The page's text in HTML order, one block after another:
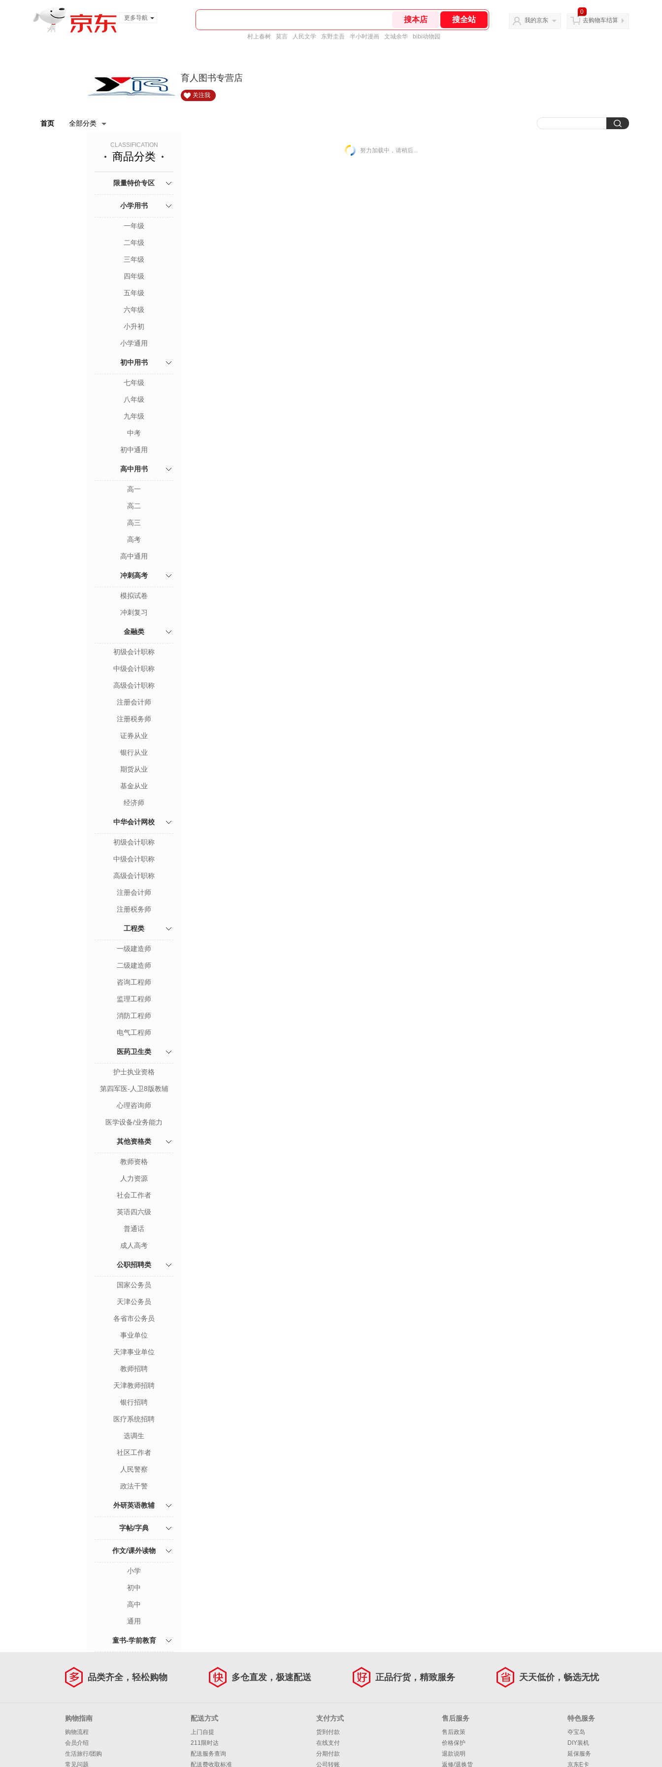
更多导航
村上春树 莫言 人民文学 东野圭吾 半小时漫画 文城余华 bibi动物园
我的京东
0
去购物车结算
育人图书专营店
关注我
首页 全部分类
CLASSIFICATION
商品分类
限量特价专区
小学用书
一年级
二年级
三年级
四年级
五年级
六年级
小升初
小学通用
初中用书
七年级
八年级
九年级
中考
初中通用
高中用书
高一
高二
高三
高考
高中通用
冲刺高考
模拟试卷
冲刺复习
金融类
初级会计职称
中级会计职称
高级会计职称
注册会计师
注册税务师
证券从业
银行从业
期货从业
基金从业
经济师
中华会计网校
初级会计职称
中级会计职称
高级会计职称
注册会计师
注册税务师
工程类
一级建造师
二级建造师
咨询工程师
监理工程师
消防工程师
电气工程师
医药卫生类
护士执业资格
第四军医-人卫8版教辅
心理咨询师
医学设备/业务能力
其他资格类
教师资格
人力资源
社会工作者
英语四六级
普通话
成人高考
公职招聘类
国家公务员
天津公务员
各省市公务员
事业单位
天津事业单位
教师招聘
天津教师招聘
银行招聘
医疗系统招聘
选调生
社区工作者
人民警察
政法干警
外研英语教辅
字帖/字典
作文/课外读物
小学
初中
高中
通用
童书-学前教育
努力加载中，请稍后...
品类齐全，轻松购物 多仓直发，极速配送 正品行货，精致服务 天天低价，畅选无忧
购物指南
购物流程
会员介绍
生活旅行/团购
常见问题
配送方式
上门自提
211限时达
配送服务查询
配送费收取标准
支付方式
货到付款
在线支付
分期付款
公司转账
售后服务
售后政策
价格保护
退款说明
返修/退换货
特色服务
夺宝岛
DIY装机
延保服务
京东E卡